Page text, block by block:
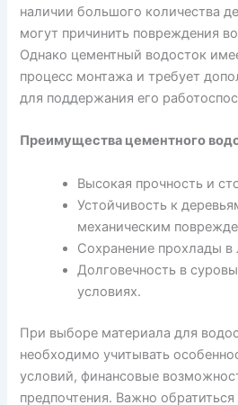
наличии большого количества
могут причинить повреждения
Однако цементный водосток
процесс монтажа и требует
для поддержания его
Преимущества цементного
Высокая прочность и
Устойчивость к
механическим
Сохранение прохлады в
Долговечность в
условиях.
При выборе материала для
необходимо учитывать
условий, финансовые
предпочтения. Важно